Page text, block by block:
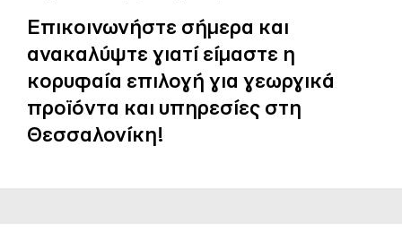
Επικοινωνήστε σήμερα και
ανακαλύψτε γιατί είμαστε η
κορυφαία επιλογή για γεωργικά
προϊόντα και υπηρεσίες στη
Θεσσαλονίκη!